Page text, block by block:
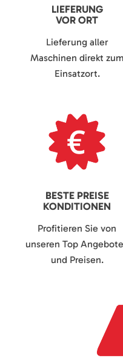
LIEFERUNG
VOR ORT
Lieferung aller
Maschinen direkt zum
Einsatzort.
BESTE PREISE
KONDITIONEN
Profitieren Sie von
unseren Top
und Preisen.